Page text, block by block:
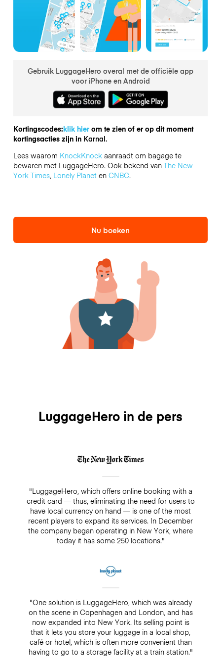
Gebruik LuggageHero overal met de officiële app
voor iPhone en Android
Kortingscodes:klik hierom te zien of er op dit moment
kortingsacties zijn in Karnal.
Lees waarom KnockKnockaanraadt om bagage te
bewaren met LuggageHero. Ook bekend van The New
York Times, Lonely Planeten CNBC.
Nu boeken
LuggageHero in de pers
"LuggageHero, which offers online booking with a
credit card — thus, eliminating the need for users to
have local currency on hand — is one of the most
recent players to expand its services. In December
the company began operating in New York, where
today it has some 250 locations."
"One solution is LuggageHero, which was already
on the scene in Copenhagen and London, and has
now expanded into New York. Its selling point is
that it lets you store your luggage in a local shop,
café or hotel, which is often more convenient than
having to go to a storage facility at a train station."